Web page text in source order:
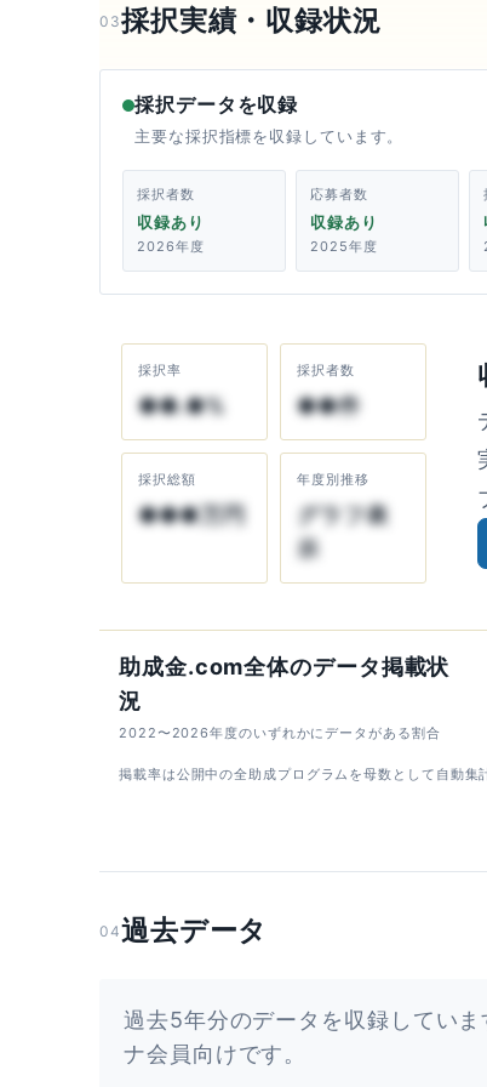
03採択実績・収録状況
採択データを収録
主要な採択指標を収録しています。
採択者数
収録あり
2026年度
応募者数
収録あり
2025年度
採択率
●●.●%
採択者数
●●件
採択総額
●●●万円
年度別推移
グラフ表
示
助成金.com全体のデータ掲載状
況
2022〜2026年度のいずれかにデータがある割合
掲載率は公開中の全助成プログラムを母数として自動集
04過去データ
過去5年分のデータを収録してい
ナ会員向けです。